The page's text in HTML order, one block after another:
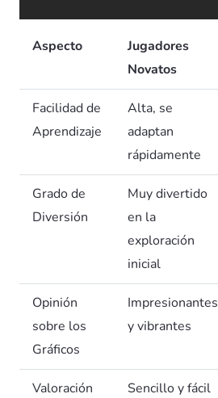
Aspecto
Jugadores
Novatos
Facilidad de
Aprendizaje
Alta, se
adaptan
rápidamente
Grado de
Diversión
Muy divertido
en la
exploración
inicial
Opinión
sobre los
Gráficos
Impresionantes
y vibrantes
Valoración
Sencillo y fácil